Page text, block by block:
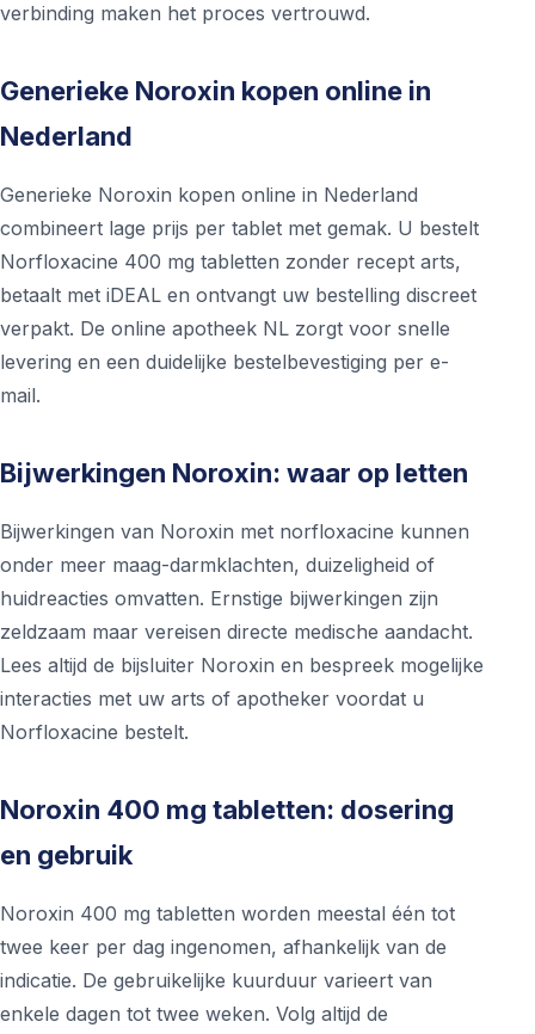
verbinding maken het proces vertrouwd.
Generieke Noroxin kopen online in
Nederland
Generieke Noroxin kopen online in Nederland
combineert lage prijs per tablet met gemak. U bestelt
Norfloxacine 400 mg tabletten zonder recept arts,
betaalt met iDEAL en ontvangt uw bestelling discreet
verpakt. De online apotheek NL zorgt voor snelle
levering en een duidelijke bestelbevestiging per e-
mail.
Bijwerkingen Noroxin: waar op letten
Bijwerkingen van Noroxin met norfloxacine kunnen
onder meer maag-darmklachten, duizeligheid of
huidreacties omvatten. Ernstige bijwerkingen zijn
zeldzaam maar vereisen directe medische aandacht.
Lees altijd de bijsluiter Noroxin en bespreek mogelijke
interacties met uw arts of apotheker voordat u
Norfloxacine bestelt.
Noroxin 400 mg tabletten: dosering
en gebruik
Noroxin 400 mg tabletten worden meestal één tot
twee keer per dag ingenomen, afhankelijk van de
indicatie. De gebruikelijke kuurduur varieert van
enkele dagen tot twee weken. Volg altijd de